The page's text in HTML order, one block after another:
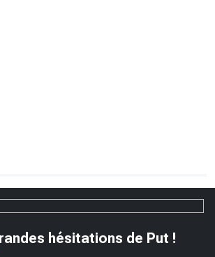
hésitations de Put !